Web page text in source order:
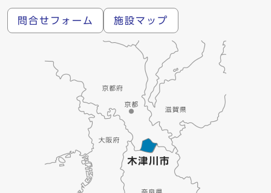
問合せフォーム 施設マップ